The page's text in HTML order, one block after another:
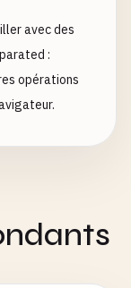
avec des
:
opérations